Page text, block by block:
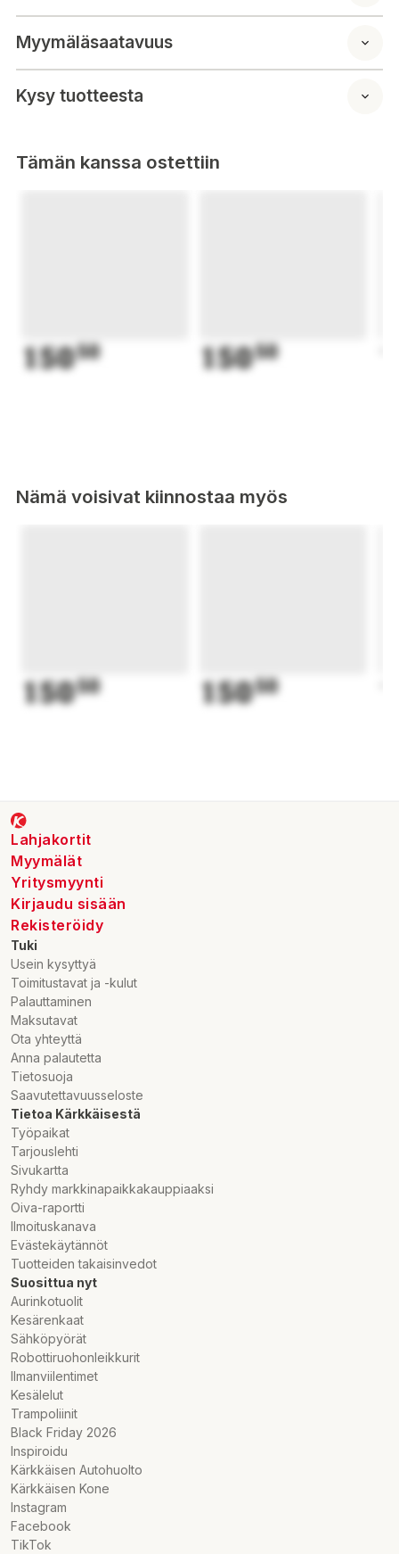
Myymäläsaatavuus
Kysy tuotteesta
Tämän kanssa ostettiin
15050 15050
Nämä voisivat kiinnostaa myös
15050 15050
Lahjakortit
Myymälät
Yritysmyynti
Kirjaudu sisään
Rekisteröidy
Tuki
Usein kysyttyä
Toimitustavat ja -kulut
Palauttaminen
Maksutavat
Ota yhteyttä
Anna palautetta
Tietosuoja
Saavutettavuusseloste
Tietoa Kärkkäisestä
Työpaikat
Tarjouslehti
Sivukartta
Ryhdy markkinapaikkakauppiaaksi
Oiva-raportti
Ilmoituskanava
Evästekäytännöt
Tuotteiden takaisinvedot
Suosittua nyt
Aurinkotuolit
Kesärenkaat
Sähköpyörät
Robottiruohonleikkurit
Ilmanviilentimet
Kesälelut
Trampoliinit
Black Friday 2026
Inspiroidu
Kärkkäisen Autohuolto
Kärkkäisen Kone
Instagram
Facebook
TikTok